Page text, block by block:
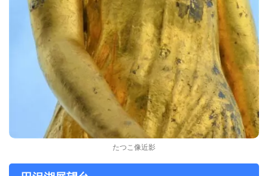
たつこ像近影